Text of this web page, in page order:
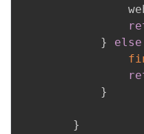
}
else
}
}